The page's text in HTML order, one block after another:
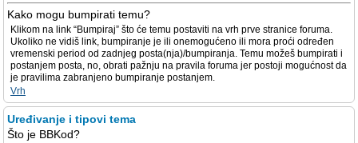
Kako mogu bumpirati temu?
Klikom na link “Bumpiraj” što će temu postaviti na vrh prve stranice foruma.
Ukoliko ne vidiš link, bumpiranje je ili onemogućeno ili mora proći određen
vremenski period od zadnjeg posta(nja)/bumpiranja. Temu možeš bumpirati i
postanjem posta, no, obrati pažnju na pravila foruma jer postoji mogućnost da
je pravilima zabranjeno bumpiranje postanjem.
Vrh
Uređivanje i tipovi tema
Što je BBKod?